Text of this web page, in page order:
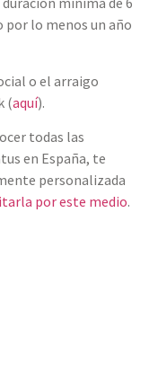
por lo menos un año
o el arraigo
(aquí).
todas las
en España, te
personalizada
por este medio.